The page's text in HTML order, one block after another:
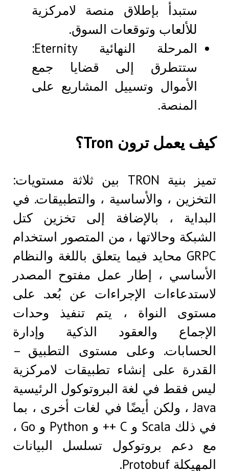
ستبدأ بإطلاق منصة لامركزية
للألعاب وتوقعات السوق.
المرحلة النهائية Eternity:
ستتطرق إلى قضايا جمع
الأموال وتسييل المشاريع على
المنصة.
كيف يعمل ترون Tron؟
تميز بنية TRON بين ثلاثة مستويات:
التخزين ، والأساسية ، والتطبيقات. في
البداية ، بالإضافة إلى تخزين كتل
الشبكة وحالاتها ، من المتصور استخدام
GRPC محايد فيما يتعلق باللغة والنظام
الأساسي ، إطار عمل مفتوح المصدر
لاستدعاءات الإجراءات عن بُعد. على
مستوى النواة ، يتم تنفيذ وحدات
الإجماع والعقود الذكية وإدارة
الحسابات. وعلى مستوى التطبيق –
القدرة على إنشاء تطبيقات لامركزية
ليس فقط في لغة البروتوكول الرئيسية
Java ، ولكن أيضًا في لغات أخرى ، بما
في ذلك Scala و C ++ و Python و Go ،
مع دعم بروتوكول تسلسل البيانات
المهيكلة Protobuf.